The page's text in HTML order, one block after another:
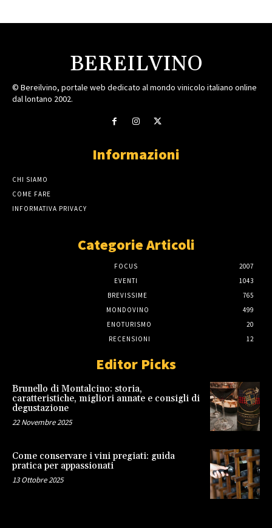
BEREILVINO
© Bereilvino, portale web dedicato al mondo vinicolo italiano online
dal lontano 2002.
Informazioni
CHI SIAMO
COME FARE
INFORMATIVA PRIVACY
Categorie Articoli
FOCUS
2007
EVENTI
1043
BREVISSIME
765
MONDOVINO
499
ENOTURISMO
20
RECENSIONI
12
Editor Picks
Brunello di Montalcino: storia,
caratteristiche, migliori annate e consigli di
degustazione
22 Novembre 2025
Come conservare i vini pregiati: guida
pratica per appassionati
13 Ottobre 2025